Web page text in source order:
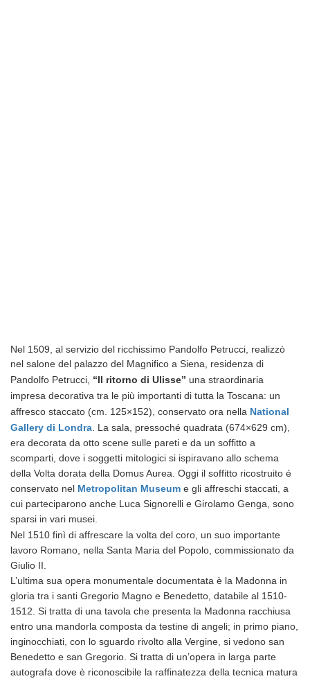
Nel 1509, al servizio del ricchissimo Pandolfo Petrucci, realizzò
nel salone del palazzo del Magnifico a Siena, residenza di
Pandolfo Petrucci, “Il ritorno di Ulisse” una straordinaria
impresa decorativa tra le più importanti di tutta la Toscana: un
affresco staccato (cm. 125×152), conservato ora nella National
Gallery di Londra. La sala, pressoché quadrata (674×629 cm),
era decorata da otto scene sulle pareti e da un soffitto a
scomparti, dove i soggetti mitologici si ispiravano allo schema
della Volta dorata della Domus Aurea. Oggi il soffitto ricostruito é
conservato nel Metropolitan Museum e gli affreschi staccati, a
cui parteciparono anche Luca Signorelli e Girolamo Genga, sono
sparsi in vari musei.
Nel 1510 finì di affrescare la volta del coro, un suo importante
lavoro Romano, nella Santa Maria del Popolo, commissionato da
Giulio II.
L’ultima sua opera monumentale documentata è la Madonna in
gloria tra i santi Gregorio Magno e Benedetto, databile al 1510-
1512. Si tratta di una tavola che presenta la Madonna racchiusa
entro una mandorla composta da testine di angeli; in primo piano,
inginocchiati, con lo sguardo rivolto alla Vergine, si vedono san
Benedetto e san Gregorio. Si tratta di un’opera in larga parte
autografa dove è riconoscibile la raffinatezza della tecnica matura